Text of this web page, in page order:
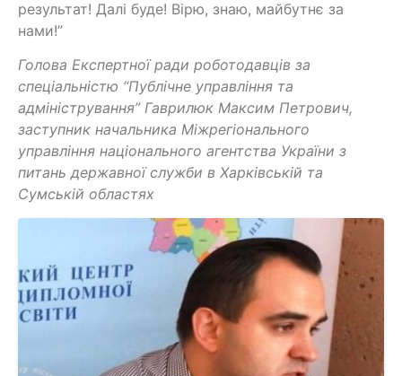
результат! Далі буде! Вірю, знаю, майбутнє за
нами!”
Голова Експертної ради роботодавців за
спеціальністю “Публічне управління та
адміністрування” Гаврилюк Максим Петрович,
заступник начальника Міжрегіонального
управління національного агентства України з
питань державної служби в Харківській та
Сумській областях